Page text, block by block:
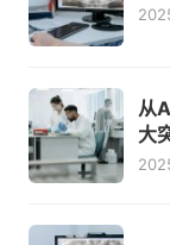
从
大